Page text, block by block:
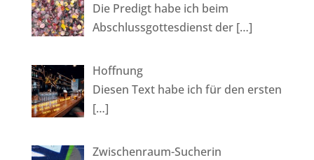
Die Predigt habe ich beim
Abschlussgottesdienst der […]
Hoffnung
Diesen Text habe ich für den ersten
[…]
Zwischenraum-Sucherin